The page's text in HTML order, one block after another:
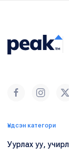
Үндсэн категори
Уурлах уу,